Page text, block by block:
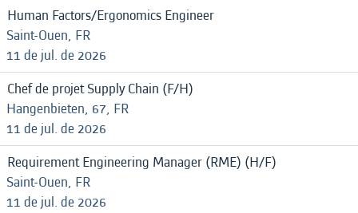
Human Factors/Ergonomics Engineer
Saint-Ouen, FR
11 de jul. de 2026
Chef de projet Supply Chain (F/H)
Hangenbieten, 67, FR
11 de jul. de 2026
Requirement Engineering Manager (RME) (H/F)
Saint-Ouen, FR
11 de jul. de 2026